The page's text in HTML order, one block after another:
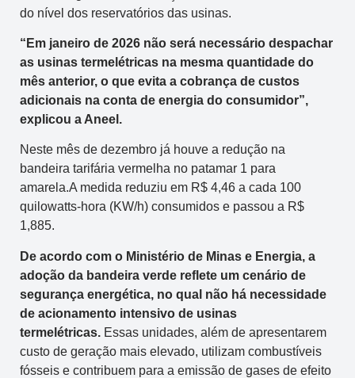
do nível dos reservatórios das usinas.
“Em janeiro de 2026 não será necessário despachar
as usinas termelétricas na mesma quantidade do
mês anterior, o que evita a cobrança de custos
adicionais na conta de energia do consumidor”,
explicou a Aneel.
Neste mês de dezembro já houve a redução na
bandeira tarifária vermelha no patamar 1 para
amarela.A medida reduziu em R$ 4,46 a cada 100
quilowatts-hora (KW/h) consumidos e passou a R$
1,885.
De acordo com o Ministério de Minas e Energia, a
adoção da bandeira verde reflete um cenário de
segurança energética, no qual não há necessidade
de acionamento intensivo de usinas
termelétricas. Essas unidades, além de apresentarem
custo de geração mais elevado, utilizam combustíveis
fósseis e contribuem para a emissão de gases de efeito